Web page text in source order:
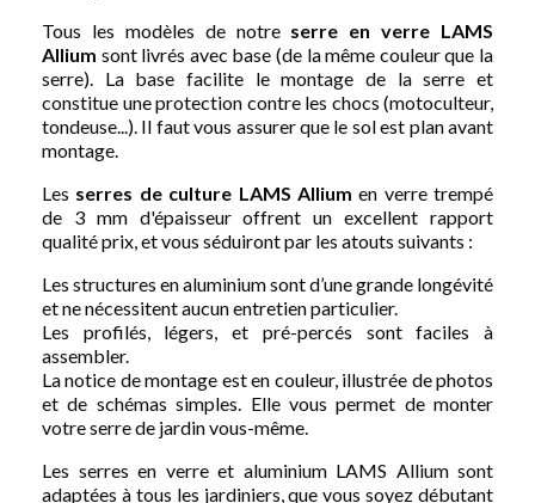
Tous les modèles de notre serre en verre LAMS
Allium sont livrés avec base (de la même couleur que la
serre). La base facilite le montage de la serre et
constitue une protection contre les chocs (motoculteur,
tondeuse...). Il faut vous assurer que le sol est plan avant
montage.
Les serres de culture LAMS Allium en verre trempé
de 3 mm d'épaisseur offrent un excellent rapport
qualité prix, et vous séduiront par les atouts suivants :
Les structures en aluminium sont d’une grande longévité
et ne nécessitent aucun entretien particulier.
Les profilés, légers, et pré-percés sont faciles à
assembler.
La notice de montage est en couleur, illustrée de photos
et de schémas simples. Elle vous permet de monter
votre serre de jardin vous-même.
Les serres en verre et aluminium LAMS Allium sont
adaptées à tous les jardiniers, que vous soyez débutant